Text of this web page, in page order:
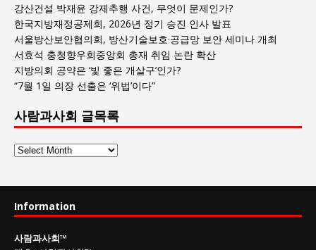
강산건설 박재윤 강제추행 사건, 무엇이 문제인가?
한국지방재정공제회, 2026년 정기 승진 인사 발표
서울방산보안협의회, 방산기술보호·공급망 보안 세미나 개최
서효석 충청향우회중앙회 총재 취임 논란 확산
지방의회 공약은 ‘빛 좋은 개살구’인가?
“7월 1일 의장 선출은 ‘위법’이다”
사람과사회 글목록
사
회
목
Information
사람과사회™